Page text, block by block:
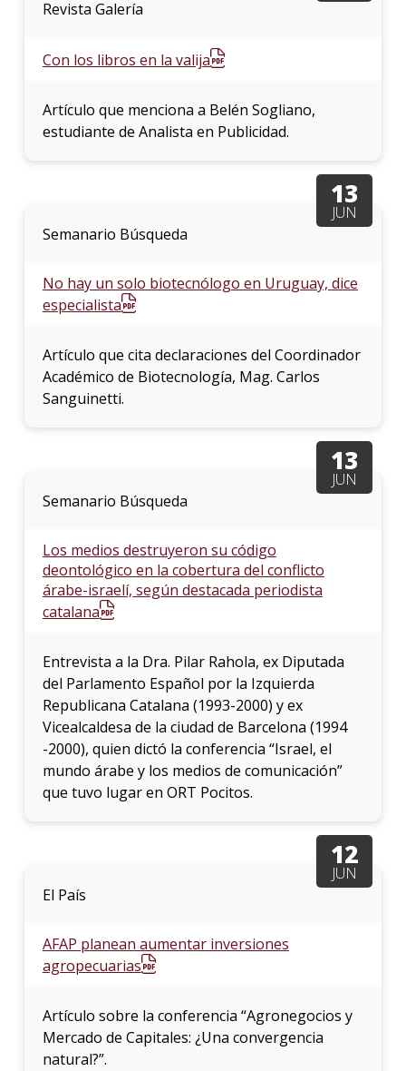
Revista Galería
Con los libros en la valija
Artículo que menciona a Belén Sogliano,
estudiante de Analista en Publicidad.
13
JUN
Semanario Búsqueda
No hay un solo biotecnólogo en Uruguay, dice
especialista
Artículo que cita declaraciones del Coordinador
Académico de Biotecnología, Mag. Carlos
Sanguinetti.
13
JUN
Semanario Búsqueda
Los medios destruyeron su código
deontológico en la cobertura del conflicto
árabe-israelí, según destacada periodista
catalana
Entrevista a la Dra. Pilar Rahola, ex Diputada
del Parlamento Español por la Izquierda
Republicana Catalana (1993-2000) y ex
Vicealcaldesa de la ciudad de Barcelona (1994
-2000), quien dictó la conferencia “Israel, el
mundo árabe y los medios de comunicación”
que tuvo lugar en ORT Pocitos.
12
JUN
El País
AFAP planean aumentar inversiones
agropecuarias
Artículo sobre la conferencia “Agronegocios y
Mercado de Capitales: ¿Una convergencia
natural?”.